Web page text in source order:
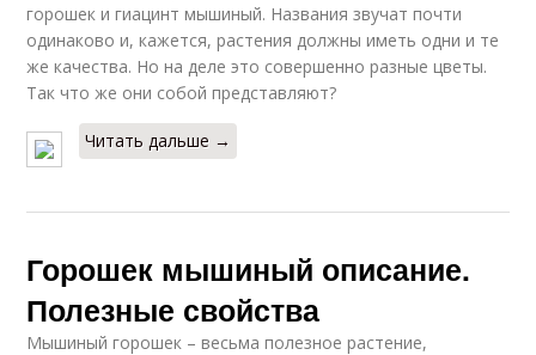
горошек и гиацинт мышиный. Названия звучат почти
одинаково и, кажется, растения должны иметь одни и те
же качества. Но на деле это совершенно разные цветы.
Так что же они собой представляют?
Читать дальше →
Горошек мышиный описание.
Полезные свойства
Мышиный горошек – весьма полезное растение,